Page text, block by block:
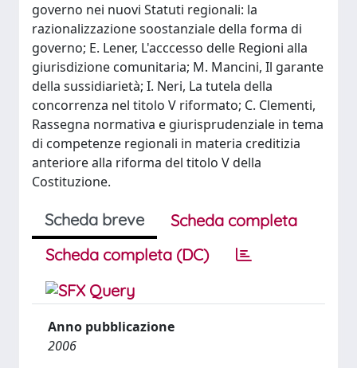
governo nei nuovi Statuti regionali: la
razionalizzazione soostanziale della forma di
governo; E. Lener, L'acccesso delle Regioni alla
giurisdizione comunitaria; M. Mancini, Il garante
della sussidiarietà; I. Neri, La tutela della
concorrenza nel titolo V riformato; C. Clementi,
Rassegna normativa e giurisprudenziale in tema
di competenze regionali in materia creditizia
anteriore alla riforma del titolo V della
Costituzione.
Scheda breve
Scheda completa
Scheda completa (DC)
Anno pubblicazione
2006